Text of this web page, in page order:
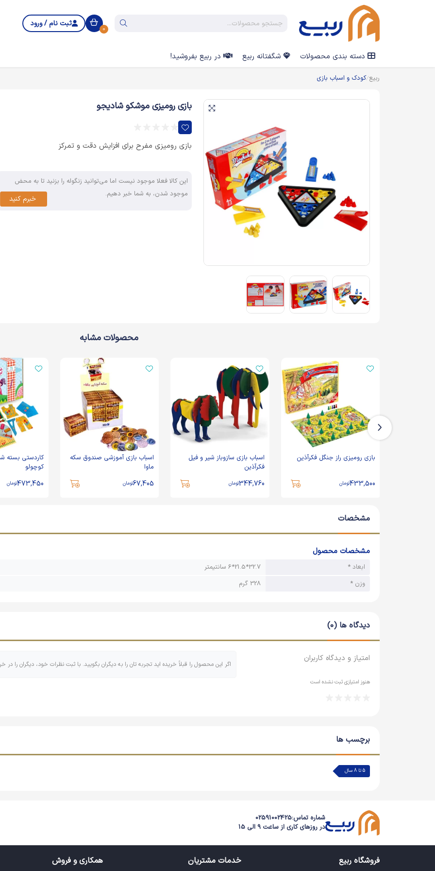
0
ثبت نام / ورود
دسته بندی محصولات شگفتانه ربیع در ربیع بفروشید!
ربیع کودک و اسباب بازی
بازی رومیزی موشکو شادیجو
بازی رومیزی مفرح برای افزایش دقت و تمرکز
این کالا فعلا موجود نیست اما می‌توانید زنگوله را بزنید تا به محض
موجود شدن، به شما خبر دهیم.
خبرم کنید
محصولات مشابه
بازی رومیزی راز جنگل فکرآذین
433,500تومان
اسباب بازی سازوباز شیر و فیل
فکرآذین
344,760تومان
اسباب بازی آموزشی صندوق سکه
ماوا
67,405تومان
کوچولو
473,450تومان
مشخصات
مشخصات محصول
ابعاد *
32.7*21.5*6 سانتیمتر
وزن *
328 گرم
دیدگاه ها (0)
امتیاز و دیدگاه کاربران
هنوز امتیازی ثبت نشده است
اگر این محصول را قبلاً خریده اید تجربه تان را به دیگران بگویید. با ثبت نظرات خود، دیگران را در
برچسب ها
5 تا 8 سال
شماره تماس:02591002425
در روزهای کاری از ساعت 9 الی 15
فروشگاه ربیع خدمات مشتریان همکاری و فروش